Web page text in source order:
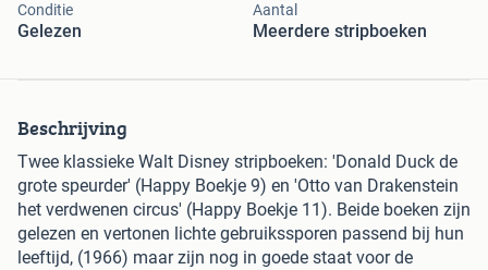
Conditie
Gelezen
Aantal
Meerdere stripboeken
Beschrijving
Twee klassieke Walt Disney stripboeken: 'Donald Duck de
grote speurder' (Happy Boekje 9) en 'Otto van Drakenstein
het verdwenen circus' (Happy Boekje 11). Beide boeken zijn
gelezen en vertonen lichte gebruikssporen passend bij hun
leeftijd, (1966) maar zijn nog in goede staat voor de